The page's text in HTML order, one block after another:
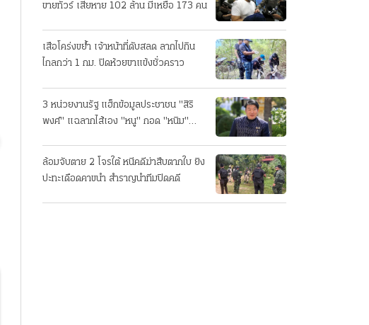
ขายทัวร์ เสียหาย 102 ล้าน มีเหยื่อ 173 คน
เสือโคร่งขย้ำ เจ้าหน้าที่ดับสลด ลากไปกิน
ไกลกว่า 1 กม. ปิดห้วยขาแข้งชั่วคราว
3 หน่วยงานรัฐ แฮ็กข้อมูลประชาชน "สิริ
พงศ์" แฉลากไส้เอง "หนู" กอด "หนิม"
ล้อมจับตาย 2 โจรใต้ หนีคดีฆ่าสืบตากใบ ยิง
ปะทะเดือดคาขนำ สำราญนำทีมปิดคดี